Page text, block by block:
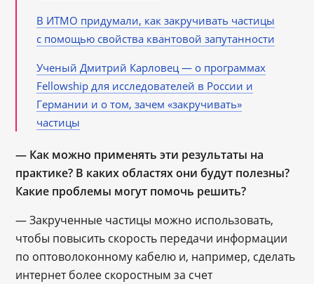
В ИТМО придумали, как закручивать частицы
с помощью свойства квантовой запутанности
Ученый Дмитрий Карловец — о программах
Fellowship для исследователей в России и
Германии и о том, зачем «закручивать»
частицы
― Как можно применять эти результаты на
практике? В каких областях они будут полезны?
Какие проблемы могут помочь решить?
— Закрученные частицы можно использовать,
чтобы повысить скорость передачи информации
по оптоволоконному кабелю и, например, сделать
интернет более скоростным за счет